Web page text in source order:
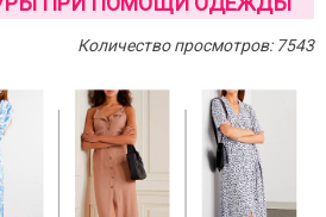
Количество просмотров: 7543